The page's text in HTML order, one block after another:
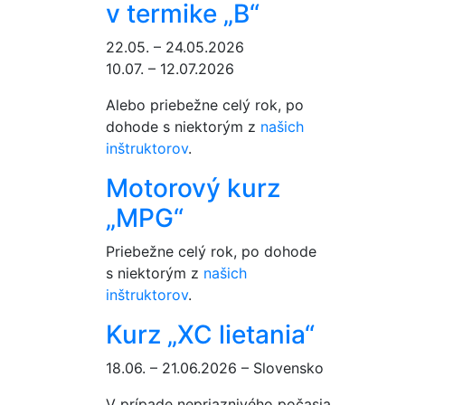
v termike „B“
22.05. – 24.05.2026
10.07. – 12.07.2026
Alebo priebežne celý rok, po
dohode s niektorým z našich
inštruktorov.
Motorový kurz
„MPG“
Priebežne celý rok, po dohode
s niektorým z našich
inštruktorov.
Kurz „XC lietania“
18.06. – 21.06.2026 – Slovensko